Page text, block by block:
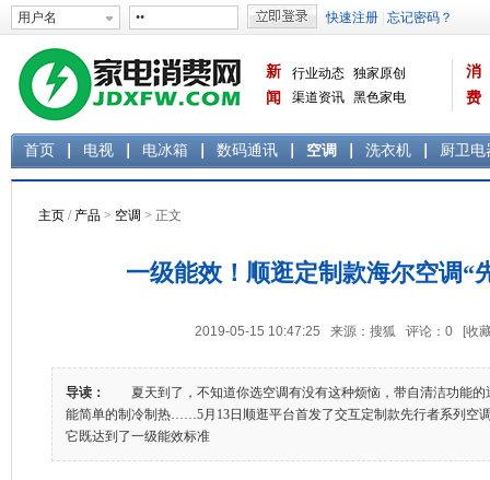
新
闻
行业动态 独家原创
渠道资讯 黑色家电
消
费
首页 电视 电冰箱 数码通讯 空调 洗衣机 厨卫电
主页 / 产品 > 空调 > 正文
一级能效！顺逛定制款海尔空调“
2019-05-15 10:47:25 来源：搜狐 评论： 0 [收
导读：
夏天到了，不知道你选空调有没有这种烦恼，带自清洁功能的
能简单的制冷制热……5月13日顺逛平台首发了交互定制款先行者系列空
它既达到了一级能效标准